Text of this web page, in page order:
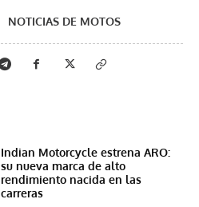
NOTICIAS DE MOTOS
Indian Motorcycle estrena ARO:
su nueva marca de alto
rendimiento nacida en las
carreras